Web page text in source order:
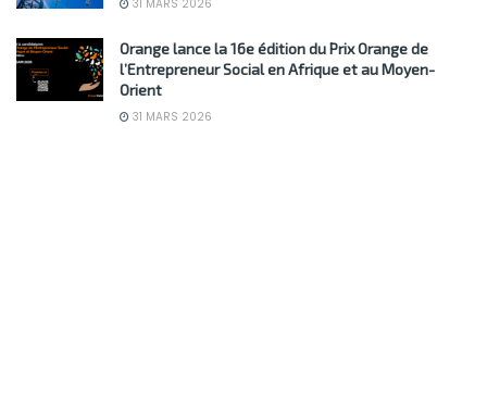
31 MARS 2026
Orange lance la 16e édition du Prix Orange de
l’Entrepreneur Social en Afrique et au Moyen-
Orient
31 MARS 2026